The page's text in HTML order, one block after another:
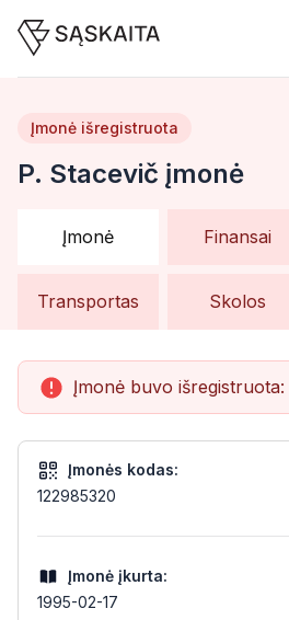
P. Stacevič įmonė
Įmonė išregistruota
Įmonė Finansai
Transportas Skolos
Įmonė buvo išregistruota:
Įmonės kodas:
122985320
Įmonė įkurta:
1995-02-17